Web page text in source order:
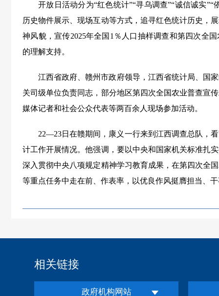
开放日活动分为“红色统计”“寻乌调查”“诚信诚实
历史物件展示、现场互动等方式，追寻红色统计历史，
神风貌，宣传2025年全国1％人口抽样调查和第四次全
的理解支持。
江西省政府、赣州市政府领导，江西省统计局、国
关司级单位负责同志，部分地区第四次全国农业普查宣
媒体记者和社会公众代表等两百余人现场参加活动。
22—23日在赣期间，康义一行来到江西调查总队，
计工作开展情况。他强调，要以中央和国家机关标准扎
深入贯彻中央八项规定精神学习教育成果，在第四次全
等重点任务中走在前、作表率，以优良作风挺膺担当、
相关链接
政府机构网站